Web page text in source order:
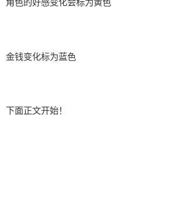
角色的好感变化会标为黄色
金钱变化标为蓝色
下面正文开始！